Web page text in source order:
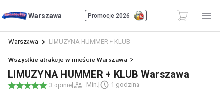
Warszawa Promocje 2026
Warszawa LIMUZYNA HUMMER + KLUB
Wszystkie atrakcje w mieście Warszawa
LIMUZYNA HUMMER + KLUB Warszawa
3 opinie| Min.| 1 godzina